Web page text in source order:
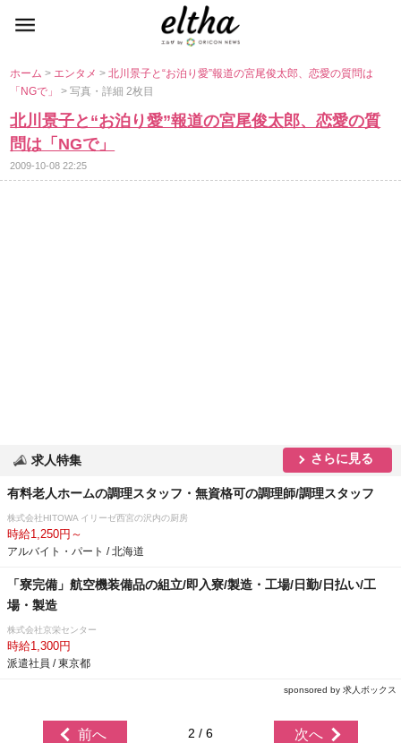
ホーム> エンタメ>北川景子と“お泊り愛”報道の宮尾俊太郎、恋愛の質問は
「NGで」> 写真・詳細 2枚目
北川景子と“お泊り愛”報道の宮尾俊太郎、恋愛の質
問は「NGで」
2009-10-08 22:25
求人特集 さらに見る
有料老人ホームの調理スタッフ・無資格可の調理師/調理スタッフ
株式会社HITOWA イリーゼ西宮の沢内の厨房
時給1,250円～
アルバイト・パート / 北海道
「寮完備」航空機装備品の組立/即入寮/製造・工場/日勤/日払い/工
場・製造
株式会社京栄センター
時給1,300円
派遣社員 / 東京都
sponsored by 求人ボックス
前へ 2 / 6 次へ